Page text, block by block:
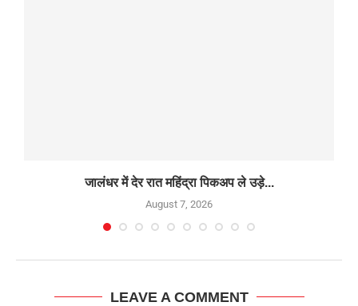
जालंधर में देर रात महिंद्रा पिकअप ले उड़े...
August 7, 2026
LEAVE A COMMENT